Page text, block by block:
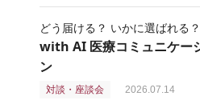
どう届ける？ いかに選ばれる？
with AI 医療コミュニケー
ン
対談・座談会 2026.07.14